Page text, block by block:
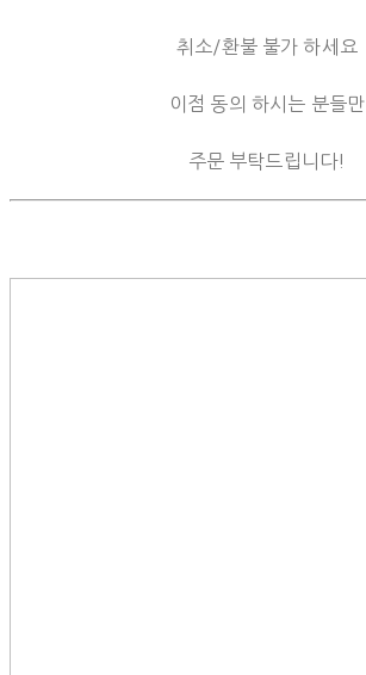
취소/환불 불가 하세요
이점 동의 하시는 분들만
주문 부탁드립니다!